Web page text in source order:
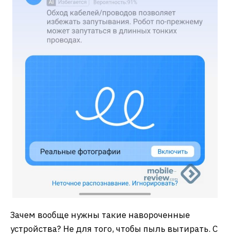
Зачем вообще нужны такие навороченные
устройства? Не для того, чтобы пыль вытирать. С